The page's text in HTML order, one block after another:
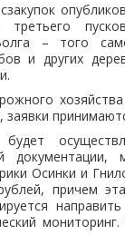
– того
и других
будет
документации,
Осинки и
причем